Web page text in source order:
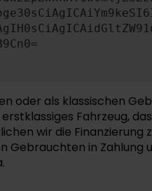
oder als klassischen
Fahrzeug,
wir die Finanzierung
in Zahlung